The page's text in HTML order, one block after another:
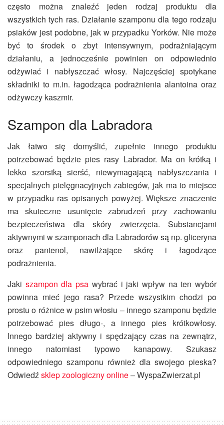
często można znaleźć jeden rodzaj produktu dla
wszystkich tych ras. Działanie szamponu dla tego rodzaju
psiaków jest podobne, jak w przypadku Yorków. Nie może
być to środek o zbyt intensywnym, podrażniającym
działaniu, a jednocześnie powinien on odpowiednio
odżywiać i nabłyszczać włosy. Najczęściej spotykane
składniki to m.in. łagodząca podrażnienia alantoina oraz
odżywczy kaszmir.
Szampon dla Labradora
Jak łatwo się domyślić, zupełnie innego produktu
potrzebować będzie pies rasy Labrador. Ma on krótką i
lekko szorstką sierść, niewymagającą nabłyszczania i
specjalnych pielęgnacyjnych zabiegów, jak ma to miejsce
w przypadku ras opisanych powyżej. Większe znaczenie
ma skuteczne usunięcie zabrudzeń przy zachowaniu
bezpieczeństwa dla skóry zwierzęcia. Substancjami
aktywnymi w szamponach dla Labradorów są np. gliceryna
oraz pantenol, nawilżające skórę i łagodzące
podrażnienia.
Jaki szampon dla psa wybrać i jaki wpływ na ten wybór
powinna mieć jego rasa? Przede wszystkim chodzi po
prostu o różnice w psim włosiu – innego szamponu będzie
potrzebować pies długo-, a innego pies krótkowłosy.
Innego bardziej aktywny i spędzający czas na zewnątrz,
innego natomiast typowo kanapowy. Szukasz
odpowiedniego szamponu również dla swojego pieska?
Odwiedźsklep zoologiczny online– WyspaZwierzat.pl